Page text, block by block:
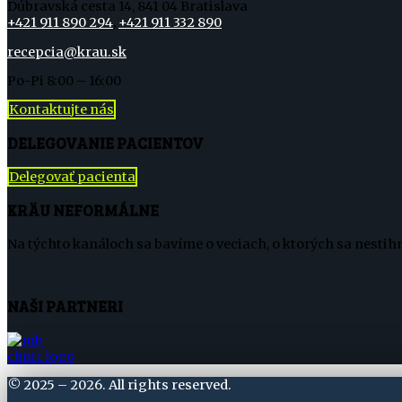
Dúbravská cesta 14, 841 04 Bratislava
+421 911 890 294, +421 911 332 890
recepcia@krau.sk
Po-Pi 8:00 – 16:00
Kontaktujte nás
DELEGOVANIE PACIENTOV
Delegovať pacienta
KRÄU NEFORMÁLNE
Na týchto kanáloch sa bavíme o veciach, o ktorých sa
NAŠI PARTNERI
© 2025 – 2026. All rights reserved.